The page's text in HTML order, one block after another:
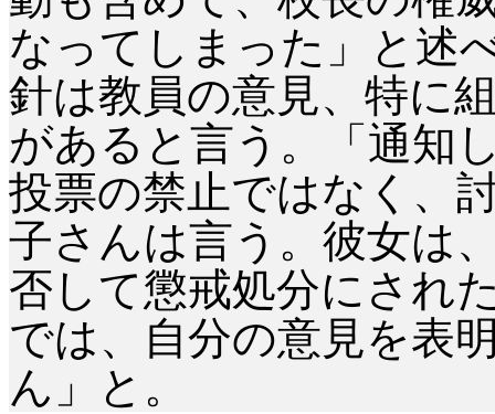
なってしまった」と述
針は教員の意見、特に
があると言う。「通知
投票の禁止ではなく、
子さんは言う。彼女は
否して懲戒処分にされ
では、自分の意見を表
ん」と。